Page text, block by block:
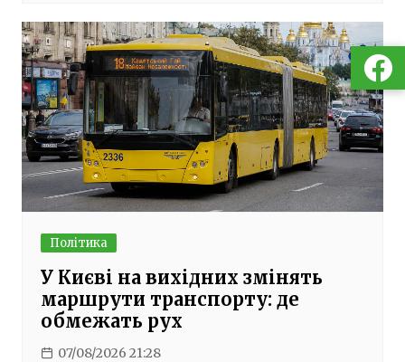
Політика
У Києві на вихідних змінять
маршрути транспорту: де
обмежать рух
07/08/2026 21:28